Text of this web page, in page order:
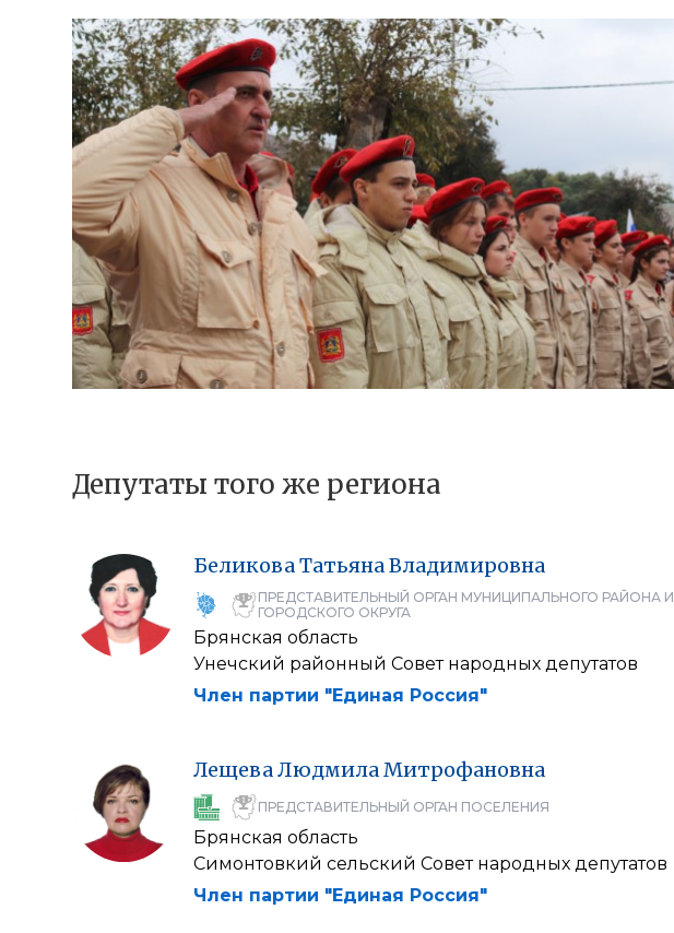
Депутаты того же региона
БеликоваТатьянаВладимировна
ПРЕДСТАВИТЕЛЬНЫЙ ОРГАН МУНИЦИПАЛЬНОГО РАЙОНА И
ГОРОДСКОГО ОКРУГА
Брянская область
Унечский районный Совет народных депутатов
Член партии "Единая Россия"
ЛещеваЛюдмилаМитрофановна
ПРЕДСТАВИТЕЛЬНЫЙ ОРГАН ПОСЕЛЕНИЯ
Брянская область
Симонтовкий сельский Совет народных депутатов
Член партии "Единая Россия"